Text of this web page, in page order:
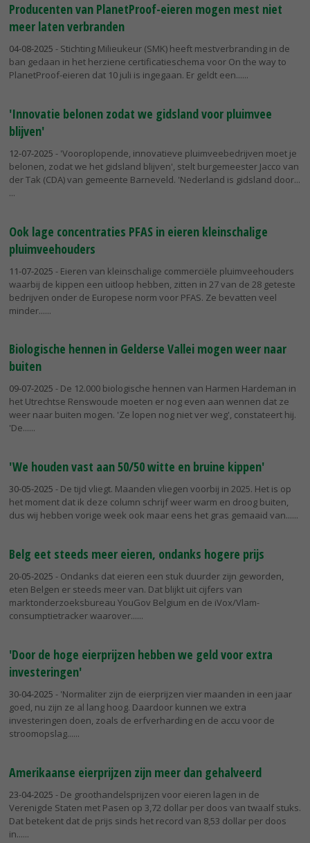
Producenten van PlanetProof-eieren mogen mest niet
meer laten verbranden
04-08-2025 - Stichting Milieukeur (SMK) heeft mestverbranding in de
ban gedaan in het herziene certificatieschema voor On the way to
PlanetProof-eieren dat 10 juli is ingegaan. Er geldt een...
'Innovatie belonen zodat we gidsland voor pluimvee
blijven'
12-07-2025 - 'Vooroplopende, innovatieve pluimveebedrijven moet je
belonen, zodat we het gidsland blijven', stelt burgemeester Jacco van
der Tak (CDA) van gemeente Barneveld. 'Nederland is gidsland door...
Ook lage concentraties PFAS in eieren kleinschalige
pluimveehouders
11-07-2025 - Eieren van kleinschalige commerciële pluimveehouders
waarbij de kippen een uitloop hebben, zitten in 27 van de 28 geteste
bedrijven onder de Europese norm voor PFAS. Ze bevatten veel
minder...
Biologische hennen in Gelderse Vallei mogen weer naar
buiten
09-07-2025 - De 12.000 biologische hennen van Harmen Hardeman in
het Utrechtse Renswoude moeten er nog even aan wennen dat ze
weer naar buiten mogen. 'Ze lopen nog niet ver weg', constateert hij.
'De...
'We houden vast aan 50/50 witte en bruine kippen'
30-05-2025 - De tijd vliegt. Maanden vliegen voorbij in 2025. Het is op
het moment dat ik deze column schrijf weer warm en droog buiten,
dus wij hebben vorige week ook maar eens het gras gemaaid van...
Belg eet steeds meer eieren, ondanks hogere prijs
20-05-2025 - Ondanks dat eieren een stuk duurder zijn geworden,
eten Belgen er steeds meer van. Dat blijkt uit cijfers van
marktonderzoeksbureau YouGov Belgium en de iVox/Vlam-
consumptietracker waarover...
'Door de hoge eierprijzen hebben we geld voor extra
investeringen'
30-04-2025 - 'Normaliter zijn de eierprijzen vier maanden in een jaar
goed, nu zijn ze al lang hoog. Daardoor kunnen we extra
investeringen doen, zoals de erfverharding en de accu voor de
stroomopslag...
Amerikaanse eierprijzen zijn meer dan gehalveerd
23-04-2025 - De groothandelsprijzen voor eieren lagen in de
Verenigde Staten met Pasen op 3,72 dollar per doos van twaalf stuks.
Dat betekent dat de prijs sinds het record van 8,53 dollar per doos
in...